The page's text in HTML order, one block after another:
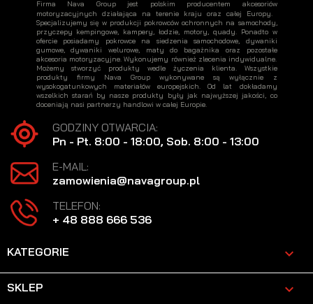
Firma Nava Group jest polskim producentem akcesoriów
motoryzacyjnych działająca na terenie kraju oraz całej Europy.
Specjalizujemy się w produkcji pokrowców ochronnych na samochody,
przyczepy kempingowe, kampery, łodzie, motory, quady. Ponadto w
ofercie posiadamy pokrowce na siedzenia samochodowe, dywaniki
gumowe, dywaniki welurowe, maty do bagażnika oraz pozostałe
akcesoria motoryzacyjne. Wykonujemy również zlecenia indywidualne.
Możemy stworzyć produkty wedle życzenia klienta. Wszystkie
produkty firmy Nava Group wykonywane są wyłącznie z
wysokogatunkowych materiałów europejskich. Od lat dokładamy
wszelkich starań by nasze produkty były jak najwyższej jakości, co
doceniają nasi partnerzy handlowi w całej Europie.
GODZINY OTWARCIA:
Pn - Pt. 8:00 - 18:00, Sob. 8:00 - 13:00
E-MAIL:
zamowienia@navagroup.pl
TELEFON:
+ 48 888 666 536
KATEGORIE 
SKLEP 